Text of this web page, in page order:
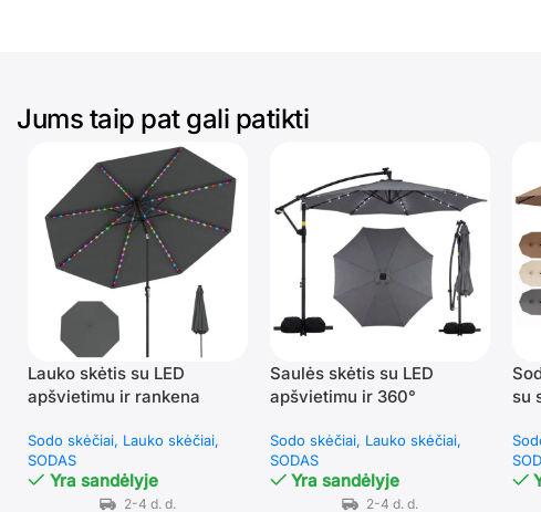
Jums taip pat gali patikti
Lauko skėtis su LED
apšvietimu ir rankena
Sodo skėčiai Lauko skėčiai
SODAS
Yra sandėlyje
Saulės skėtis su LED
apšvietimu ir 360°
Sodo skėčiai Lauko skėčiai
SODAS
Yra sandėlyje
su